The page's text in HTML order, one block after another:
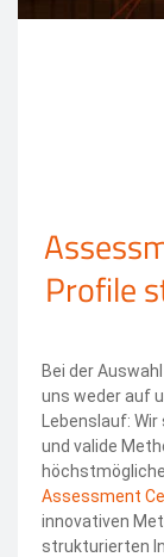
Profile
Bei der
uns weder auf
Lebenslauf:
und valide
Assessment
innovativen
strukturierten